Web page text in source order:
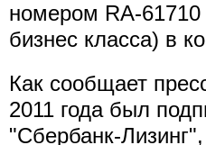
номером RA-61710
бизнес класса) в
Как сообщает
2011 года был
"Сбербанк-